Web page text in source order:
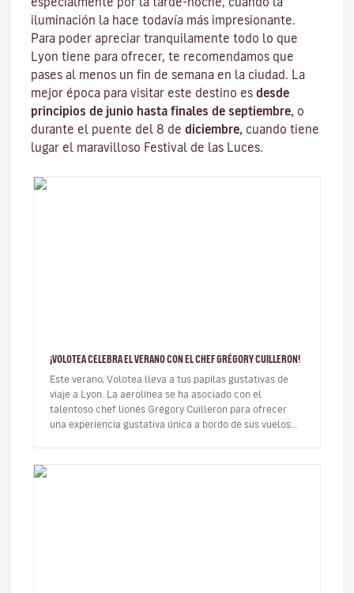
iluminación la hace todavía más impresionante.
Para poder apreciar tranquilamente todo lo que
Lyon tiene para ofrecer, te recomendamos que
pases al menos un fin de semana en la ciudad. La
mejor época para visitar este destino es desde
principios de junio hasta finales de septiembre, o
durante el puente del 8 de diciembre, cuando tiene
lugar el maravilloso Festival de las Luces.
¡VOLOTEA CELEBRA EL VERANO CON EL CHEF GRÉGORY CUILLERON!
Este verano, Volotea lleva a tus papilas gustativas de
viaje a Lyon. La aerolínea se ha asociado con el
talentoso chef lionés Grégory Cuilleron para ofrecer
una experiencia gustativa única a bordo de sus vuelos